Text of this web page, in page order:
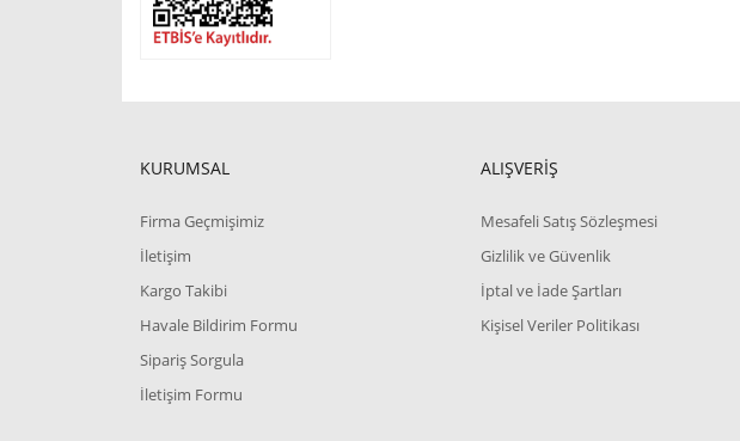
KURUMSAL
Firma Geçmişimiz
İletişim
Kargo Takibi
Havale Bildirim Formu
Sipariş Sorgula
İletişim Formu
ALIŞVERİŞ
Mesafeli Satış Sözleşmesi
Gizlilik ve Güvenlik
İptal ve İade Şartları
Kişisel Veriler Politikası